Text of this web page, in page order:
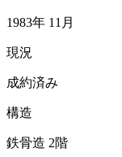
1983年 11月
現況
成約済み
構造
鉄骨造 2階